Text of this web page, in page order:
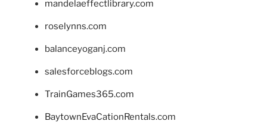
mandelaeffectlibrary.com
roselynns.com
balanceyoganj.com
salesforceblogs.com
TrainGames365.com
BaytownEvaCationRentals.com